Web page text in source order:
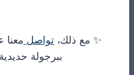
✨ مع ذلك، تواصل معنا
ببرجولة